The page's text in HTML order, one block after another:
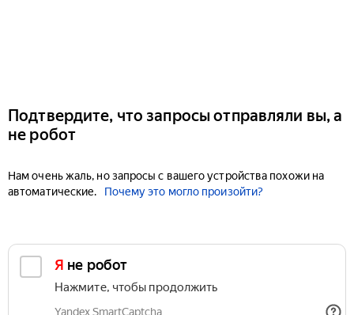
Подтвердите, что запросы отправляли вы, а
не робот
Нам очень жаль, но запросы с вашего устройства похожи на
автоматические.
Почему это могло произойти?
Я не робот
Нажмите, чтобы продолжить
Yandex SmartCaptcha